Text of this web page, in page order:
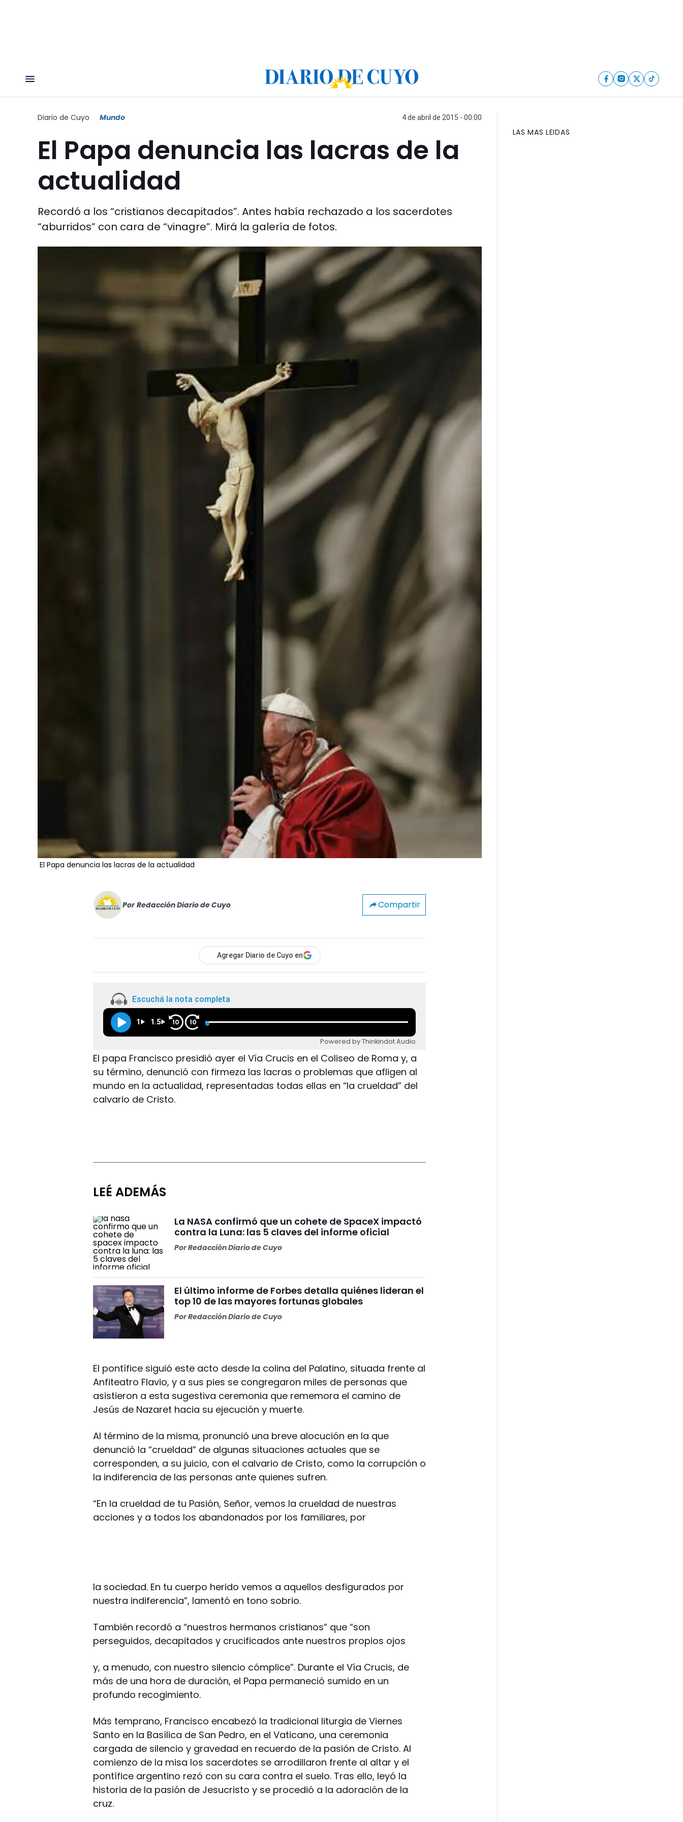
Diario de Cuyo Mundo 4 de abril de 2015 - 00:00
El Papa denuncia las lacras de la
actualidad
Recordó a los “cristianos decapitados”. Antes había rechazado a los sacerdotes
“aburridos” con cara de “vinagre”. Mirá la galería de fotos.
El Papa denuncia las lacras de la actualidad
Por Redacción Diario de Cuyo Compartir
Agregar Diario de Cuyo en
Escuchá la nota completa
1 1.5 10 10
Powered by Thinkindot Audio
El papa Francisco presidió ayer el Vía Crucis en el Coliseo de Roma y, a
su término, denunció con firmeza las lacras o problemas que afligen al
mundo en la actualidad, representadas todas ellas en “la crueldad” del
calvario de Cristo.
LEÉ ADEMÁS
La NASA confirmó que un cohete de SpaceX impactó
contra la Luna: las 5 claves del informe oficial
PorRedacción Diario de Cuyo
El último informe de Forbes detalla quiénes lideran el
top 10 de las mayores fortunas globales
PorRedacción Diario de Cuyo
El pontífice siguió este acto desde la colina del Palatino, situada frente al
Anfiteatro Flavio, y a sus pies se congregaron miles de personas que
asistieron a esta sugestiva ceremonia que rememora el camino de
Jesús de Nazaret hacia su ejecución y muerte.
Al término de la misma, pronunció una breve alocución en la que
denunció la “crueldad” de algunas situaciones actuales que se
corresponden, a su juicio, con el calvario de Cristo, como la corrupción o
la indiferencia de las personas ante quienes sufren.
“En la crueldad de tu Pasión, Señor, vemos la crueldad de nuestras
acciones y a todos los abandonados por los familiares, por
la sociedad. En tu cuerpo herido vemos a aquellos desfigurados por
nuestra indiferencia”, lamentó en tono sobrio.
También recordó a “nuestros hermanos cristianos” que “son
perseguidos, decapitados y crucificados ante nuestros propios ojos
y, a menudo, con nuestro silencio cómplice”. Durante el Vía Crucis, de
más de una hora de duración, el Papa permaneció sumido en un
profundo recogimiento.
Más temprano, Francisco encabezó la tradicional liturgia de Viernes
Santo en la Basílica de San Pedro, en el Vaticano, una ceremonia
cargada de silencio y gravedad en recuerdo de la pasión de Cristo. Al
comienzo de la misa los sacerdotes se arrodillaron frente al altar y el
pontífice argentino rezó con su cara contra el suelo. Tras ello, leyó la
historia de la pasión de Jesucristo y se procedió a la adoración de la
cruz.
LAS MAS LEIDAS